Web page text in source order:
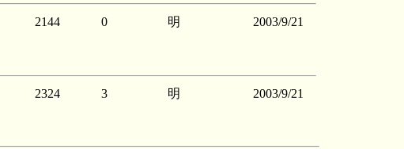
2144 0 明 2003/9/21
2324 3 明 2003/9/21